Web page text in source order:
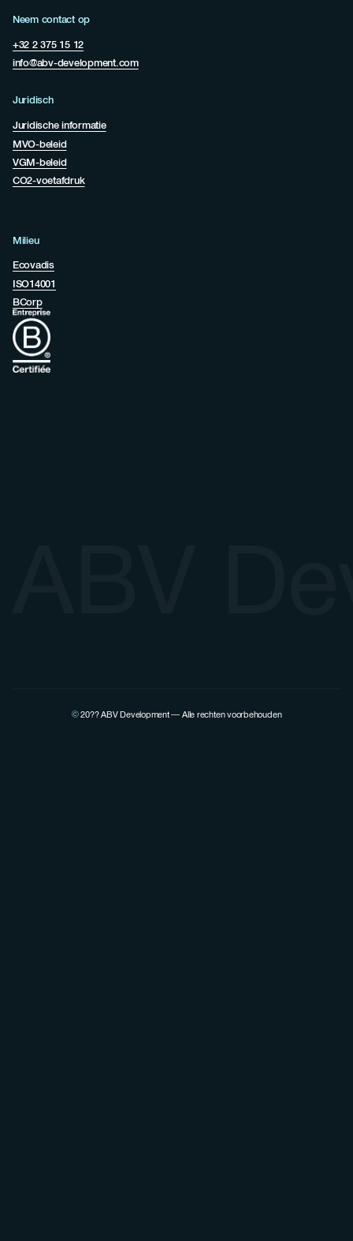
Neem contact op
+32 2 375 15 12
info@abv-development.com
Juridisch
Juridische informatie
MVO-beleid
VGM-beleid
CO2-voetafdruk
Milieu
Ecovadis
ISO14001
BCorp
© 20??ABV Development — Alle rechten voorbehouden